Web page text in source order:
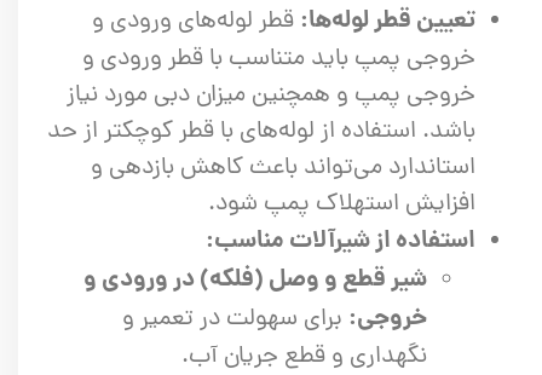
تعیین قطر لوله‌ها: قطر لوله‌های ورودی و
خروجی پمپ باید متناسب با قطر ورودی و
خروجی پمپ و همچنین میزان دبی مورد نیاز
باشد. استفاده از لوله‌های با قطر کوچکتر از حد
استاندارد می‌تواند باعث کاهش بازدهی و
افزایش استهلاک پمپ شود.
استفاده از شیرآلات مناسب:
شیر قطع و وصل (فلکه) در ورودی و
خروجی: برای سهولت در تعمیر و
نگهداری و قطع جریان آب.